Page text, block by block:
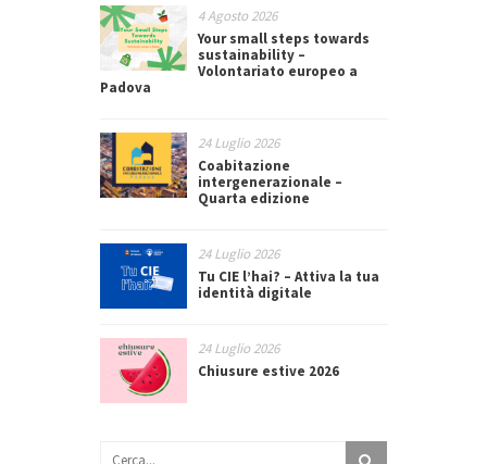
4 Agosto 2026
Your small steps towards
sustainability –
Volontariato europeo a
Padova
24 Luglio 2026
Coabitazione
intergenerazionale –
Quarta edizione
24 Luglio 2026
Tu CIE l’hai? – Attiva la tua
identità digitale
24 Luglio 2026
Chiusure estive 2026